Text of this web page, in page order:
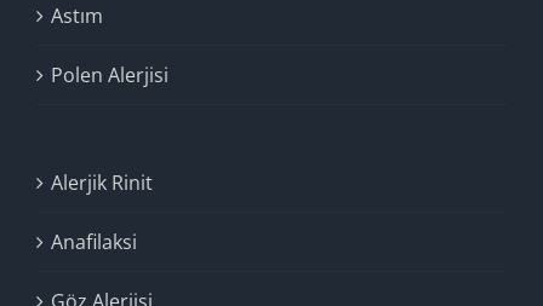
Astım
Polen Alerjisi
Alerjik Rinit
Anafilaksi